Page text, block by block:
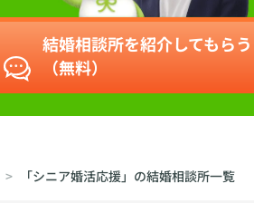
結婚相談所を紹介してもらう
（無料）
「シニア婚活応援」の結婚相談所一覧